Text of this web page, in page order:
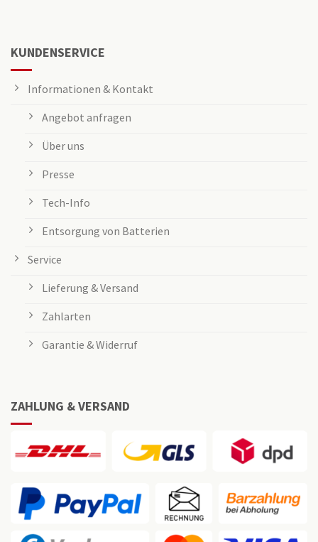
KUNDENSERVICE
Informationen & Kontakt
Angebot anfragen
Über uns
Presse
Tech-Info
Entsorgung von Batterien
Service
Lieferung & Versand
Zahlarten
Garantie & Widerruf
ZAHLUNG & VERSAND